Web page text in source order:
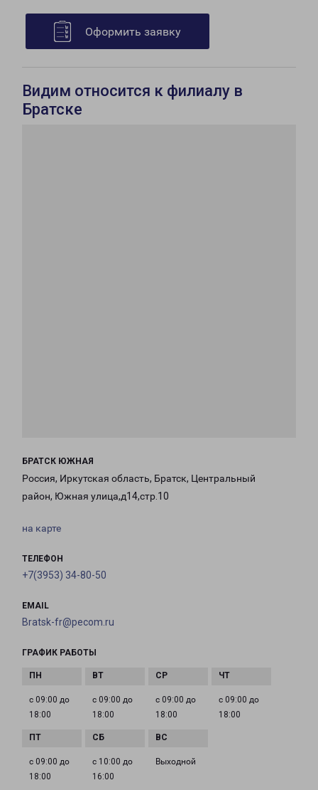
Оформить заявку
Видим относится к филиалу в
Братске
БРАТСК ЮЖНАЯ
Россия, Иркутская область, Братск, Центральный
район, Южная улица,д14,стр.10
на карте
ТЕЛЕФОН
+7(3953) 34-80-50
EMAIL
Bratsk-fr@pecom.ru
ГРАФИК РАБОТЫ
с 09:00 до
18:00
с 09:00 до
18:00
с 09:00 до
18:00
с 09:00 до
18:00
с 09:00 до
18:00
с 10:00 до
16:00
Выходной